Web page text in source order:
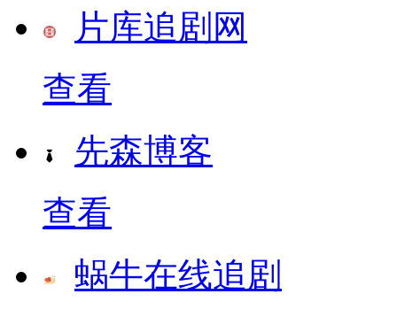
片库追剧网
查看
先森博客
查看
蜗牛在线追剧